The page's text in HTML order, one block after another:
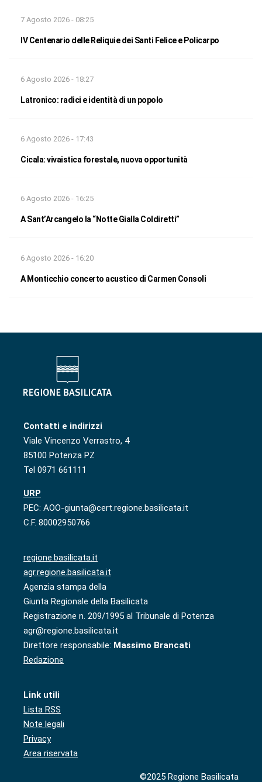
7 Agosto 2026 - 08:25
IV Centenario delle Reliquie dei Santi Felice e Policarpo
6 Agosto 2026 - 18:27
Latronico: radici e identità di un popolo
6 Agosto 2026 - 17:43
Cicala: vivaistica forestale, nuova opportunità
6 Agosto 2026 - 16:25
A Sant’Arcangelo la “Notte Gialla Coldiretti”
6 Agosto 2026 - 16:20
A Monticchio concerto acustico di Carmen Consoli
Contatti e indirizzi
Viale Vincenzo Verrastro, 4
85100 Potenza PZ
Tel 0971 661111
URP
PEC: AOO-giunta@cert.regione.basilicata.it
C.F. 80002950766
regione.basilicata.it
agr.regione.basilicata.it
Agenzia stampa della
Giunta Regionale della Basilicata
Registrazione n. 209/1995 al Tribunale di Potenza
agr@regione.basilicata.it
Direttore responsabile: Massimo Brancati
Redazione
Link utili
Lista RSS
Note legali
Privacy
Area riservata
©2025 Regione Basilicata